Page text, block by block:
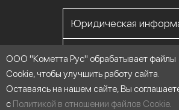
ООО "Кометта Рус", ИНН
Юридическая
Личный кабинет
ООО "Кометта Рус" обрабатывает файлы
Cookie, чтобы улучшить работу сайта.
Оставаясь на нашем сайте, Вы
с Политикой в отношении файлов Cookie.